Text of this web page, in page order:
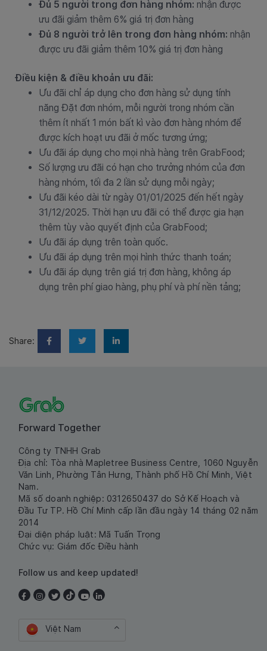
Đủ 5 người trong đơn hàng nhóm: nhận được
ưu đãi giảm thêm 6% giá trị đơn hàng
Đủ 8 người trở lên trong đơn hàng nhóm: nhận
được ưu đãi giảm thêm 10% giá trị đơn hàng
Điều kiện & điều khoản ưu đãi:
Ưu đãi chỉ áp dụng cho đơn hàng sử dụng tính
năng Đặt đơn nhóm, mỗi người trong nhóm cần
thêm ít nhất 1 món bất kì vào đơn hàng nhóm để
được kích hoạt ưu đãi ở mốc tương ứng;
Ưu đãi áp dụng cho mọi nhà hàng trên GrabFood;
Số lượng ưu đãi có hạn cho trưởng nhóm của đơn
hàng nhóm, tối đa 2 lần sử dụng mỗi ngày;
Ưu đãi kéo dài từ ngày 01/01/2025 đến hết ngày
31/12/2025. Thời hạn ưu đãi có thể được gia hạn
thêm tùy vào quyết định của GrabFood;
Ưu đãi áp dụng trên toàn quốc.
Ưu đãi áp dụng trên mọi hình thức thanh toán;
Ưu đãi áp dụng trên giá trị đơn hàng, không áp
dụng trên phí giao hàng, phụ phí và phí nền tảng;
Share:
Forward Together
Công ty TNHH Grab
Địa chỉ: Tòa nhà Mapletree Business Centre, 1060 Nguyễn
Văn Linh, Phường Tân Hưng, Thành phố Hồ Chí Minh, Việt
Nam.
Mã số doanh nghiệp: 0312650437 do Sở Kế Hoạch và
Đầu Tư TP. Hồ Chí Minh cấp lần đầu ngày 14 tháng 02 năm
2014
Đại diện pháp luật: Mã Tuấn Trọng
Chức vụ: Giám đốc Điều hành
Follow us and keep updated!
Việt Nam